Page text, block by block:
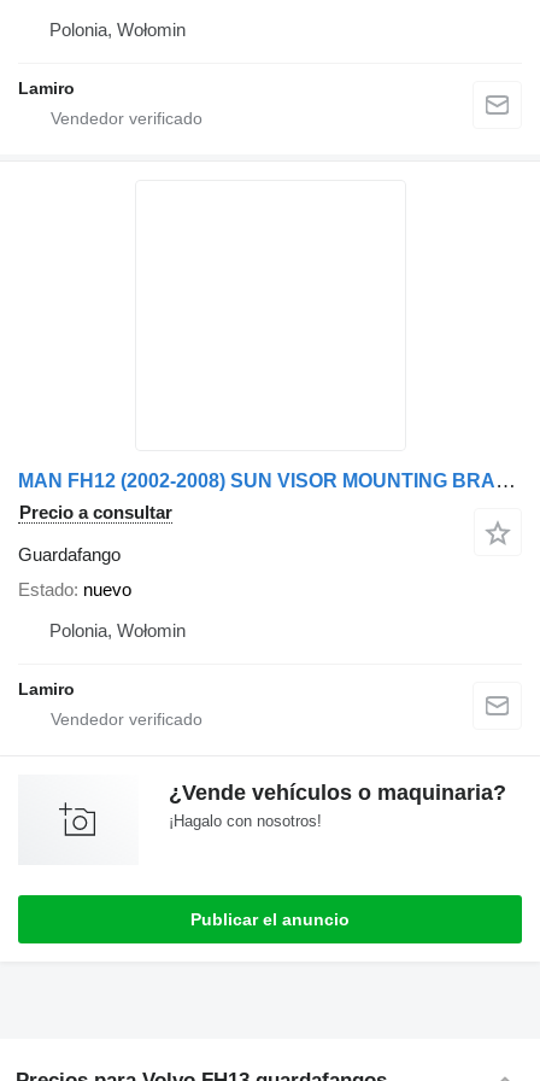
Polonia, Wołomin
Lamiro
MAN FH12 (2002-2008) SUN VISOR MOUNTING BRACKETS guardafango para Volvo 12 ver. II (2002-2008) camión
Precio a consultar
Guardafango
Estado nuevo
Polonia, Wołomin
Lamiro
¿Vende vehículos o maquinaria?
¡Hagalo con nosotros!
Publicar el anuncio